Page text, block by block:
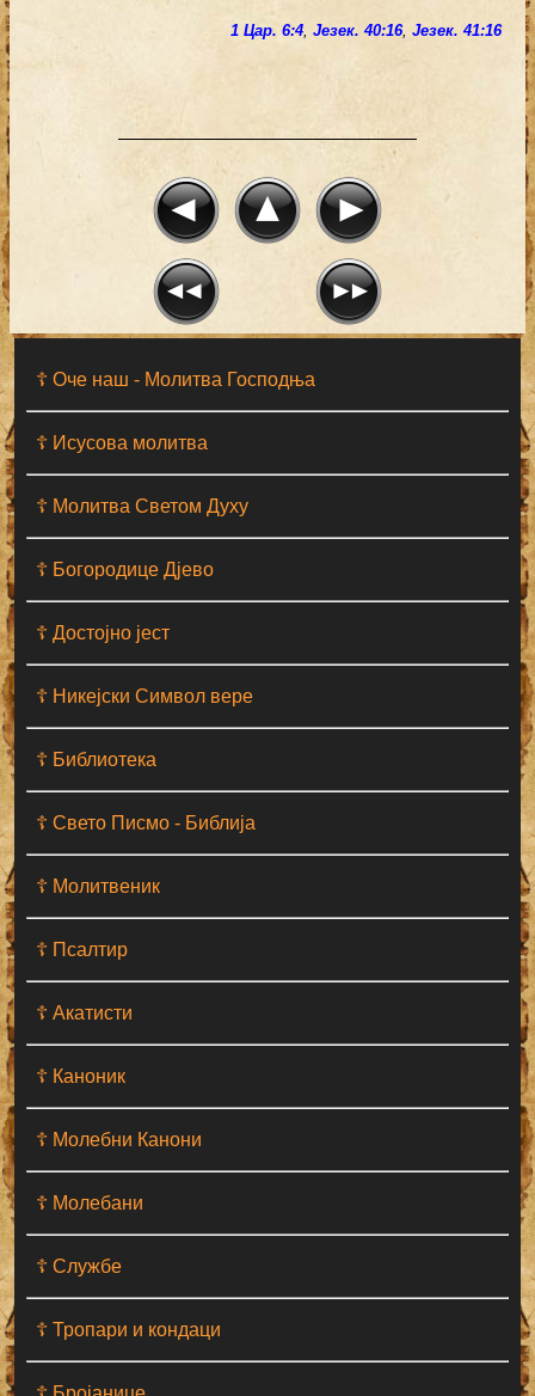
☦ Оче наш - Moлитва Господња
☦ Исусова молитва
☦ Молитва Светом Духу
☦ Богородице Дјево
☦ Достојно јест
☦ Никејски Символ вере
☦ Библиотека
☦ Свето Писмо - Библија
☦ Молитвеник
☦ Псалтир
☦ Акатисти
☦ Каноник
☦ Молебни Канони
☦ Молебани
☦ Службе
☦ Тропари и кондаци
1 Цар. 6:4, Језек. 40:16, Језек. 41:16